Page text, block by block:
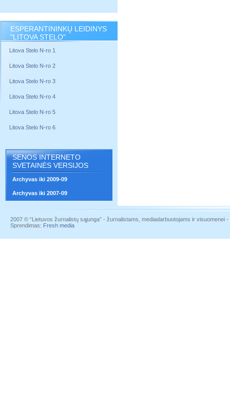
ESPERANTININKŲ LEIDINYS
"LITOVA STELO"
Litova Stelo N-ro 1
Litova Stelo N-ro 2
Litova Stelo N-ro 3
Litova Stelo N-ro 4
Litova Stelo N-ro 5
Litova Stelo N-ro 6
SENOS INTERNETO
SVETAINĖS VERSIJOS
Archyvas iki 2009-09
Archyvas iki 2007-09
2007 © “Lietuvos žurnalistų sąjunga” - žurnalistams, mediadarbuotojams ir visuomenei
Sprendimas: Fresh media